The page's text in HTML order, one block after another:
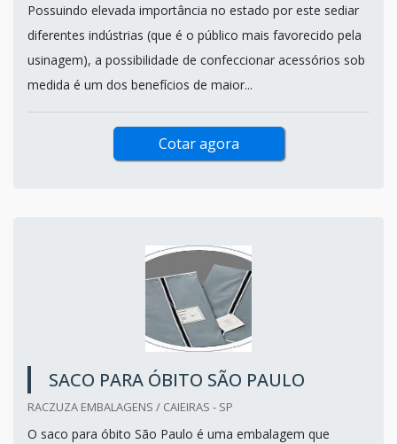
Possuindo elevada importância no estado por este sediar
diferentes indústrias (que é o público mais favorecido pela
usinagem), a possibilidade de confeccionar acessórios sob
medida é um dos benefícios de maior...
Cotar agora
SACO PARA ÓBITO SÃO PAULO
RACZUZA EMBALAGENS / CAIEIRAS - SP
O saco para óbito São Paulo é uma embalagem que